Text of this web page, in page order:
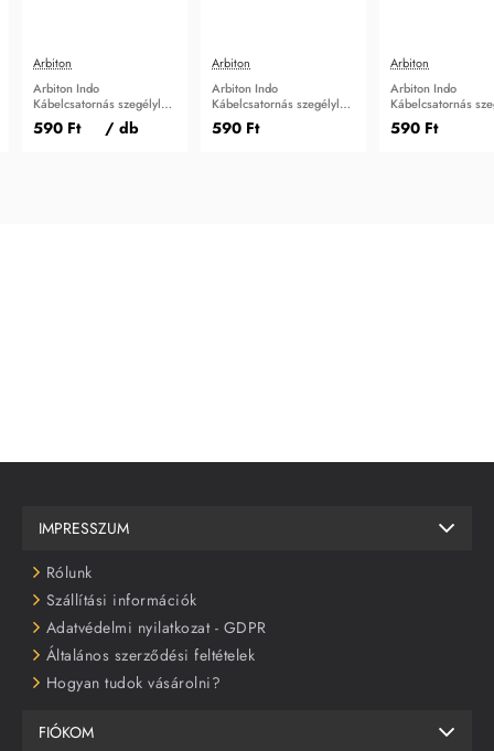
Arbiton
Arbiton Indo
Kábelcsatornás szegélyléc
belső sarokidom Black
Gloss
590 Ft / db
Arbiton
Arbiton Indo
Kábelcsatornás szegélyléc
toldó idom Black Gloss
590 Ft
Arbiton
Arbiton Indo
Kábelcsatornás
záró idom Black
590 Ft
IMPRESSZUM
Rólunk
Szállítási információk
Adatvédelmi nyilatkozat - GDPR
Általános szerződési feltételek
Hogyan tudok vásárolni?
FIÓKOM